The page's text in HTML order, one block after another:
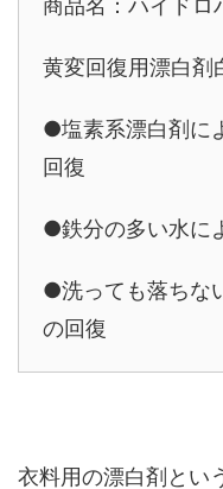
商品名：ハイドロ
黄変回復用漂白剤
●塩素系漂白剤に
回復
●鉄分の多い水に
●洗っても落ちな
の回復
衣料用の漂白剤とい